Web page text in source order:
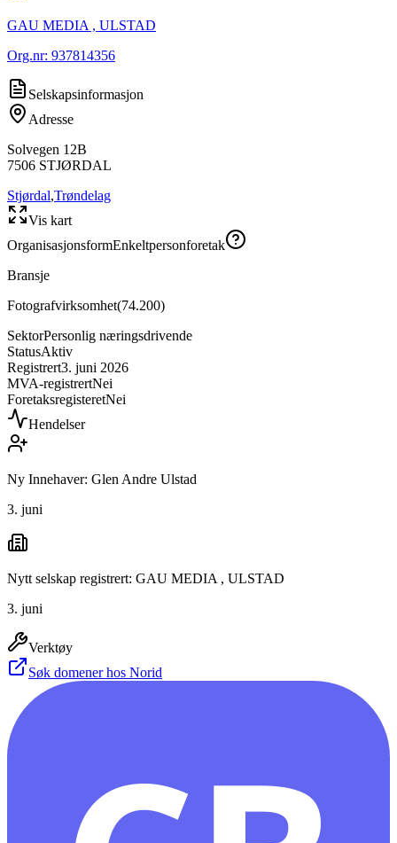
GAU MEDIA , ULSTAD
Org.nr: 937814356
Selskapsinformasjon
Adresse
Solvegen 12B
7506 STJØRDAL
Stjørdal,Trøndelag
Vis kart
OrganisasjonsformEnkeltpersonforetak
Bransje
Fotografvirksomhet(74.200)
SektorPersonlig næringsdrivende
StatusAktiv
Registrert3. juni 2026
MVA-registrertNei
ForetaksregisteretNei
Hendelser
Ny Innehaver: Glen Andre Ulstad
3. juni
Nytt selskap registrert: GAU MEDIA , ULSTAD
3. juni
Verktøy
Søk domener hos Norid